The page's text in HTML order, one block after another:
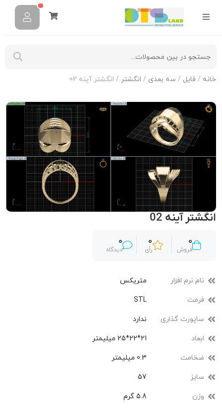
خانه / فایل / سه بعدی / انگشتر / انگشتر آینه 02
انگشتر آینه 02
0
فروش
0
رأی
0
دیدگاه
نام نرم افزار متریکس
فرمت STL
ساپورت گذاری ندارد
ابعاد 21*22*25 میلیمتر
ضخامت 0.3 میلیمتر
سایز 57
وزن 5.8 گرم